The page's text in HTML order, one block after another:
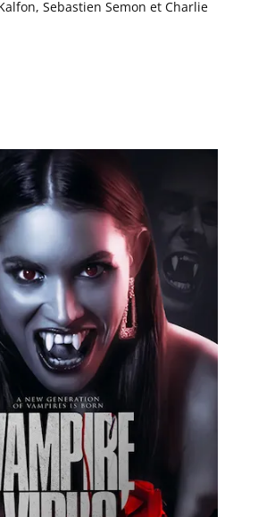
Sebastien Semon et Charlie